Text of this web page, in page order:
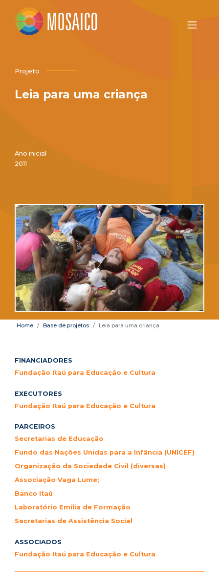
Projeto
Leia para uma criança
Ano inicial
2011
Home Base de projetos Leia para uma criança
FINANCIADORES
Fundação Itaú para Educação e Cultura
EXECUTORES
Fundação Itaú para Educação e Cultura
PARCEIROS
Secretarias de Educação
Fundo das Nações Unidas para a Infância (UNICEF)
Organização da Sociedade Civil (diversas)
Associação Vaga Lume;
Banco Itaú
Laboratório Emília de Formação
Secretarias de Assistência Social
ASSOCIADOS
Fundação Itaú para Educação e Cultura